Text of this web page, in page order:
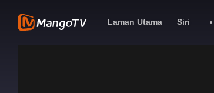
Laman Utama Siri